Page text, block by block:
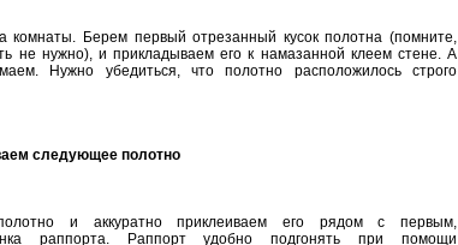
комнаты. Берем первый отрезанный кусок полотна (помните,
не нужно), и прикладываем его к намазанной клеем стене. А
Нужно убедиться, что полотно расположилось строго
следующее полотно
и аккуратно приклеиваем его рядом с первым,
раппорта. Раппорт удобно подгонять при помощи